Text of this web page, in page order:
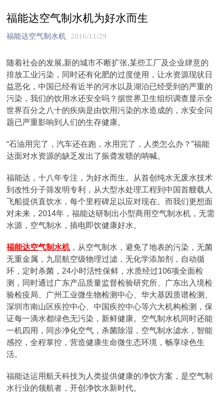
福能达空气制水机为好水而生
福能达空气制水机 2016/11/29
随着社会的发展,新的城市不断扩张,某些工厂及企业肆意的
排放工业污染，同时还有化肥的过度使用，让水资源现状日
益恶化，中国已经有近半的河水以及湖泊已经受到的严重的
污染，我们的饮用水还安全吗？据世界卫生组织调查显示全
世界百分之八十的疾病是由饮用污染的水造成的，水安全问
题已严重影响到人们的生存健康。
“石油用完了，汽车还在跑，水用完了，人类怎么办？”福能
达面对水资源的缺乏发出了振聋发聩的呐喊。
福能达，十八年专注，为好水而生。从首创纯水无废水技术
到改性分子筛发明专利，从大型水处理工程到中国首艘载人
飞船提供直饮水，每个里程碑足以应对现在。而我们更想面
对未来，2014年，福能达研制出小型商用空气制水机，无需
水源，空气制水，插电即饮健康好水。
福能达空气制水机，从空气制水，避免了地表的污染，无菌
无重金属，九层航空级物理过滤，无化学添加剂，自动循
环，定时杀菌，24小时活性保鲜，水质经过106项全面检
测，同时通过广东产品质量监督检验研究所、广东出入境检
验检疫局、广州工业微生物检测中心、华大基因质谱检测、
深圳市南山区疾控中心、中国疾控中心等六大机构检测，保
证每一滴水都绿色无污染，新鲜健康。空气制水机同时还能
一机四用，同步净化空气，杀菌除湿，空气制水滤水，智能
感控，全程掌控，营造健康生命微生态环境，畅享绿色生
活。
福能达运用航天科技为人类提供健康的净饮方案，是空气制
水行业的领航者，开创净饮水新时代。